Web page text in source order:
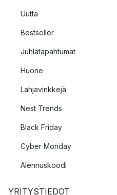
Uutta
Bestseller
Juhlatapahtumat
Huone
Lahjavinkkejä
Nest Trends
Black Friday
Cyber Monday
Alennuskoodi
YRITYSTIEDOT